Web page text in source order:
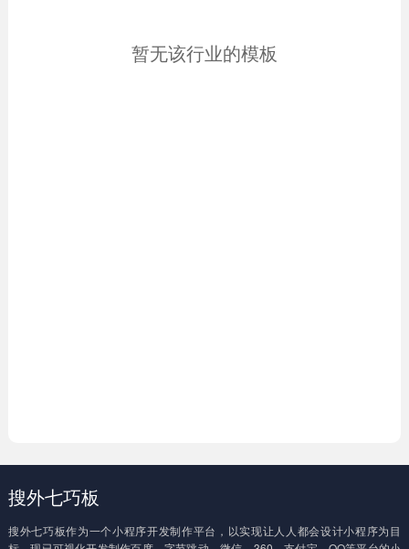
暂无该行业的模板
搜外七巧板
搜外七巧板作为一个小程序开发制作平台，以实现让人人都会设计小程序为目